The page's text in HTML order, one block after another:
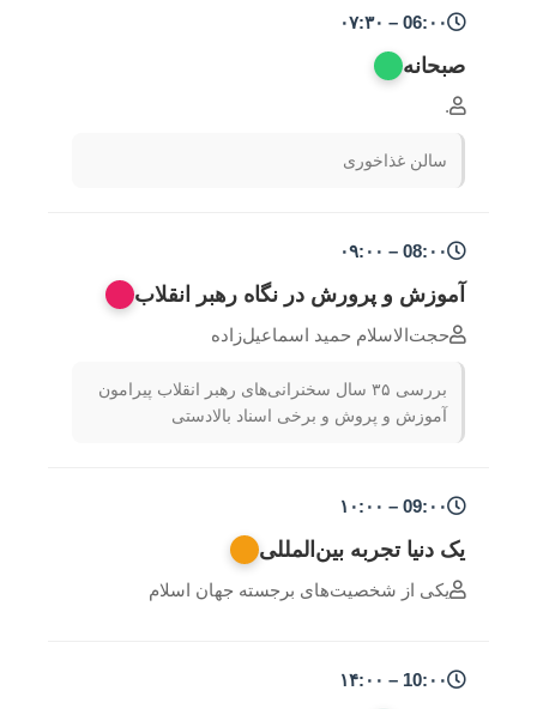
06:۰۰ – ۰۷:۳۰
صبحانه
.
سالن غذاخوری
08:۰۰ – ۰۹:۰۰
آموزش و پرورش در نگاه رهبر انقلاب
حجت‌الاسلام حمید اسماعیل‌زاده
بررسی ۳۵ سال سخنرانی‌های رهبر انقلاب پیرامون
آموزش و پروش و برخی اسناد بالادستی
09:۰۰ – ۱۰:۰۰
یک دنیا تجربه بین‌المللی
یکی از شخصیت‌های برجسته جهان اسلام
10:۰۰ – ۱۴:۰۰